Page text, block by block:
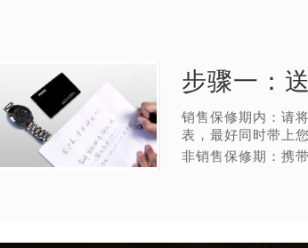
步骤一：
销售保修期内：请
表，最好同时带上您
非销售保修期：携